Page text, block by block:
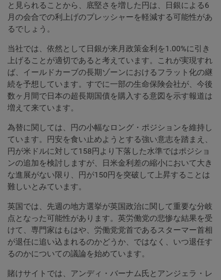
と見られることから、底堅さを増した円は、日銀による6
月の会合での利上げのプレッシャーを軽減する可能性があ
るでしょう。
当社では、依然として日銀が来月政策金利を1.00%に引き
上げることが適切であると考えています。これが実現すれ
ば、イールドカーブの長期ゾーンにおけるフラット化の継
続を予想しています。すでに一部の生命保険会社が、今後
数ヶ月間で日本の超長期国債を購入する意図を示す報道は
増えて来ています。
為替に関しては、円の小幅なロング・ポジションを維持し
ています。円安を食い止めようとする強い意志を踏まえ、
円が米ドルに対して158円より下落した水準ではポジショ
ンの追加を検討しますが、日米金利差の縮小において大き
な進展がない限り、円が150円を突破して上昇することは
難しいとみています。
英国では、先週の地方選挙が英国政治に関して重要な分岐
点となった可能性があります。英労働党の悲惨な結果を受
けて、専門家はもはや、労働党党首であるスターマー首相
が退任に追い込まれるのかどうか、ではなく、いつ退任す
るのかについての議論を始めています。
賭けサイトでは、アンディ・バーナム氏とアンジェラ・レ